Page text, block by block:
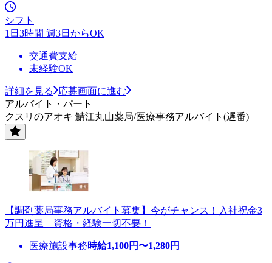
シフト
1日3時間 週3日からOK
交通費支給
未経験OK
詳細を見る
応募画面に進む
アルバイト・パート
クスリのアオキ 鯖江丸山薬局/医療事務アルバイト(遅番)
【調剤薬局事務アルバイト募集】今がチャンス！入社祝金3
万円進呈 資格・経験一切不要！
医療施設事務時給1,100円〜1,280円